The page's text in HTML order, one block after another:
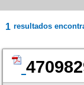
1 resultados